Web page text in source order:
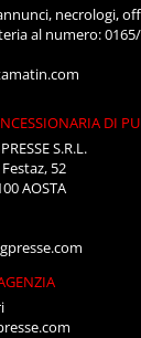
necrologi,
al numero: 0165/
DI
S.R.L.
52
AOSTA